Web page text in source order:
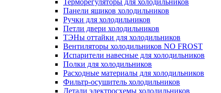
Терморегуляторы для холодильников
Панели ящиков холодильников
Ручки для холодильников
Петли двери холодильников
ТЭНы оттайки для холодильников
Вентиляторы холодильников NO FROST
Испарители навесные для холодильников
Полки для холодильников
Расходные материалы для холодильников
Фильтр-осушитель холодильников
Детали электросхемы холодильников